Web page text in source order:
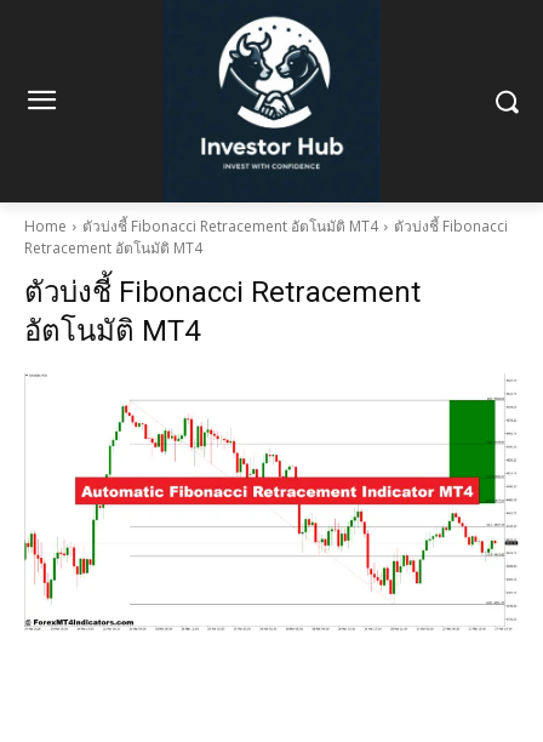
Home ตัวบ่งชี้ Fibonacci Retracement อัตโนมัติ MT4
ตัวบ่งชี้ Fibonacci
Retracement อัตโนมัติ MT4
ตัวบ่งชี้ Fibonacci Retracement
อัตโนมัติ MT4